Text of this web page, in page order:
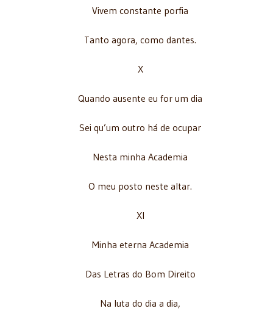
Vivem constante porfia
Tanto agora, como dantes.
X
Quando ausente eu for um dia
Sei qu’um outro há de ocupar
Nesta minha Academia
O meu posto neste altar.
XI
Minha eterna Academia
Das Letras do Bom Direito
Na luta do dia a dia,